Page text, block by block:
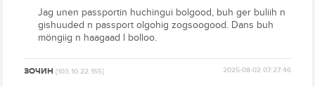
Jag unen passportin huchingui bolgood, buh ger buliih n
gishuuded n passport olgohig zogsoogood. Dans buh
möngiig n haagaad l bolloo.
ЗОЧИН[103.10.22.155] 2025-08-02 07:27:46